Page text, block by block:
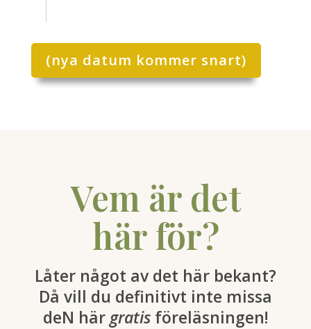
(nya datum kommer snart)
Vem är det
här för?
Låter något av det här bekant?
Då vill du definitivt inte missa
deN här gratisföreläsningen!